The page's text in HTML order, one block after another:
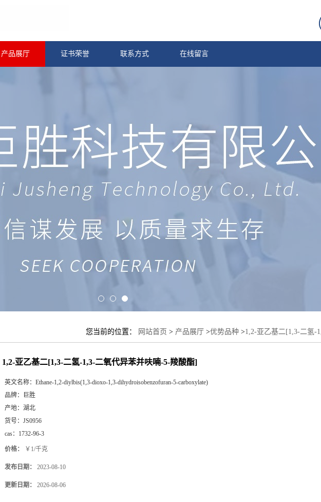
产品展厅 证书荣誉 联系方式 在线留言
您当前的位置： 网站首页 > 产品展厅 >优势品种 >1,2-亚乙基二[1,3-二氢-
1,2-亚乙基二[1,3-二氢-1,3-二氧代异苯并呋喃-5-羧酸酯]
英文名称： Ethane-1,2-diylbis(1,3-dioxo-1,3-dihydroisobenzofuran-5-carboxylate)
品牌：
巨胜
产地： 湖北
货号： JS0956
cas： 1732-96-3
价格： ￥1/千克
发布日期： 2023-08-10
更新日期： 2026-08-06